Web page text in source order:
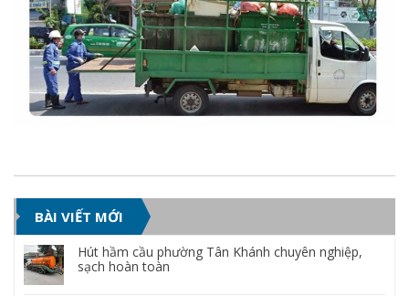
BÀI VIẾT MỚI
Hút hầm cầu phường Tân Khánh chuyên nghiệp,
sạch hoàn toàn